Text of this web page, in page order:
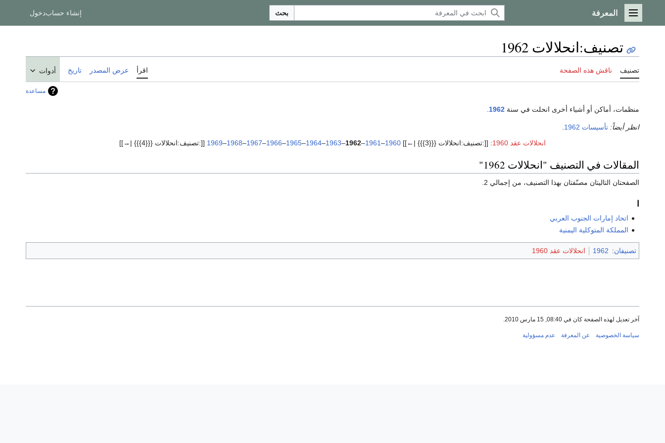
القائمة الرئيسية
المعرفة بحث إنشاء حسابدخول
تصنيف:انحلالات 1962
تصنيف ناقش هذه الصفحة اقرأ عرض المصدر تاريخ أدوات
مساعدة
منظمات، أماكن أو أشياء أخرى انحلت في سنة 1962
انظر أيضاً: تأسيسات 1962
انحلالات عقد 1960
: [[:تصنيف:انحلالات {{{3}}} |←]] 1960
–
1961
–
1962
–
1963
–
1964
–
1965
–
1966
–
1967
–
1968
–
1969 [[:تصنيف:انحلالات {{{4}}} |→]]
المقالات في التصنيف "انحلالات 1962"
الصفحتان التاليتان مصنّفتان بهذا التصنيف، من إجمالي 2.
اتحاد إمارات الجنوب العربي
المملكة المتوكلية اليمنية
تصنيفان:
1962 انحلالات عقد 1960
آخر تعديل لهذه الصفحة كان في 08:40, 15 مارس 2010.
سياسة الخصوصية عن المعرفة عدم مسؤولية